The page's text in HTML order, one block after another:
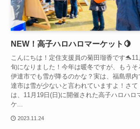
NEW！高子ハロハロマーケット🍋
こんにちは！定住支援員の菊田瑠香です
旬になりました！今年は暖冬ですが、もうそ
伊達市でも雪が降るのかな？実は、福島県内
達市は雪が少ないと言われていますよ！さて
は、11月19日(日)に開催された高子ハロハロ
ケ...
2023.11.24